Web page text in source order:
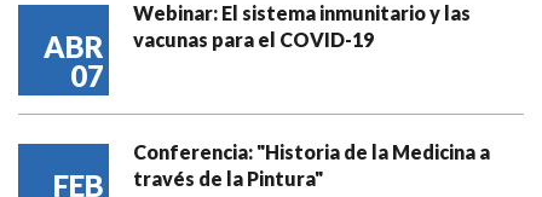
ABR
07
Webinar: El sistema inmunitario y las
vacunas para el COVID-19
FEB
Conferencia: "Historia de la Medicina a
través de la Pintura"